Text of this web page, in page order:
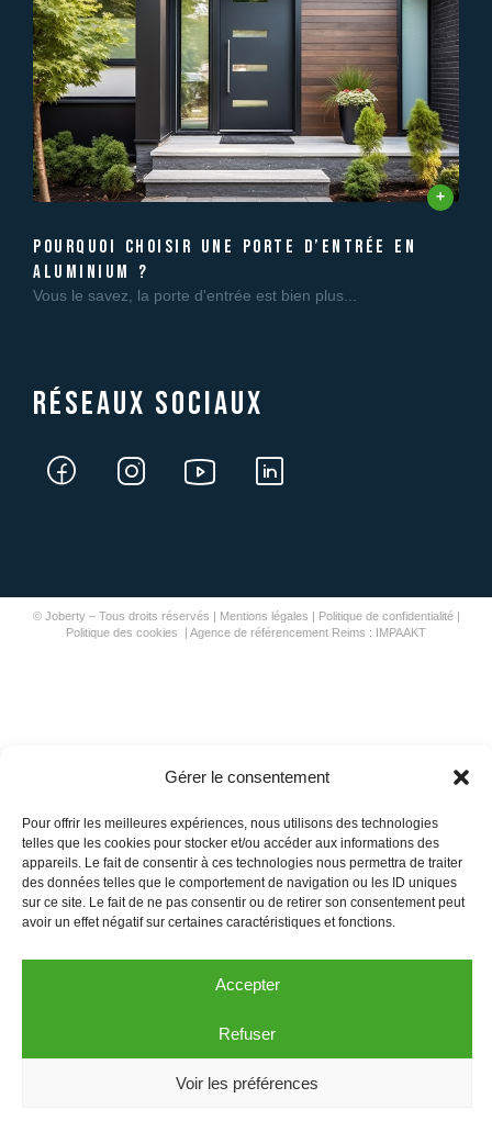
Gérer le consentement
Pour offrir les meilleures expériences, nous utilisons des technologies
telles que les cookies pour stocker et/ou accéder aux informations des
appareils. Le fait de consentir à ces technologies nous permettra de traiter
des données telles que le comportement de navigation ou les ID uniques
sur ce site. Le fait de ne pas consentir ou de retirer son consentement peut
avoir un effet négatif sur certaines caractéristiques et fonctions.
Accepter
Refuser
Voir les préférences
pourquoi choisir une porte d’entrée en
aluminium ?
Vous le savez, la porte d'entrée est bien plus...
Réseaux sociaux
© Joberty – Tous droits réservés | Mentions légales Politique de confidentialité
Politique des cookies
Agence de référencement Reims : IMPAAKT